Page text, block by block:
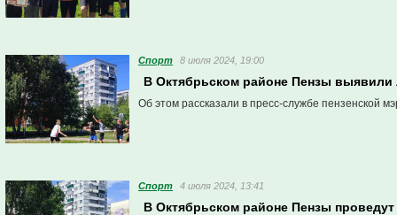
Спорт 8 июля 2024, 19:00
В Октябрьском районе Пензы
Об этом рассказали в пресс-службе пензенской
Спорт 4 июля 2024, 13:41
В Октябрьском районе Пензы